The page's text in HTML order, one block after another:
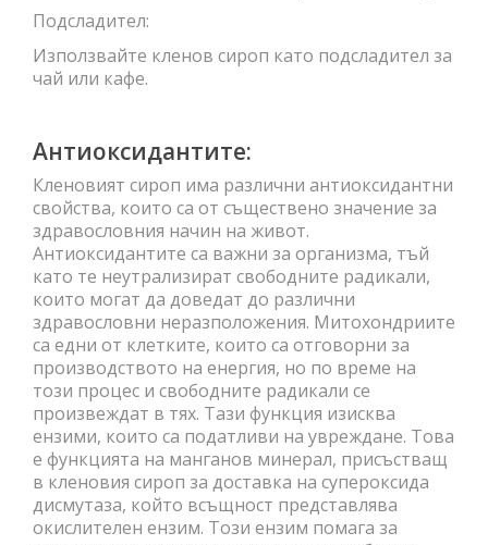
Подсладител:
Използвайте кленов сироп като подсладител за
чай или кафе.
Антиоксидантите:
Кленовият сироп има различни антиоксидантни
свойства, които са от съществено значение за
здравословния начин на живот.
Антиоксидантите са важни за организма, тъй
като те неутрализират свободните радикали,
които могат да доведат до различни
здравословни неразположения. Митохондриите
са едни от клетките, които са отговорни за
производството на енергия, но по време на
този процес и свободните радикали се
произвеждат в тях. Тази функция изисква
ензими, които са податливи на увреждане. Това
е функцията на манганов минерал, присъстващ
в кленовия сироп за доставка на супероксида
дисмутаза, който всъщност представлява
окислителен ензим. Този ензим помага за